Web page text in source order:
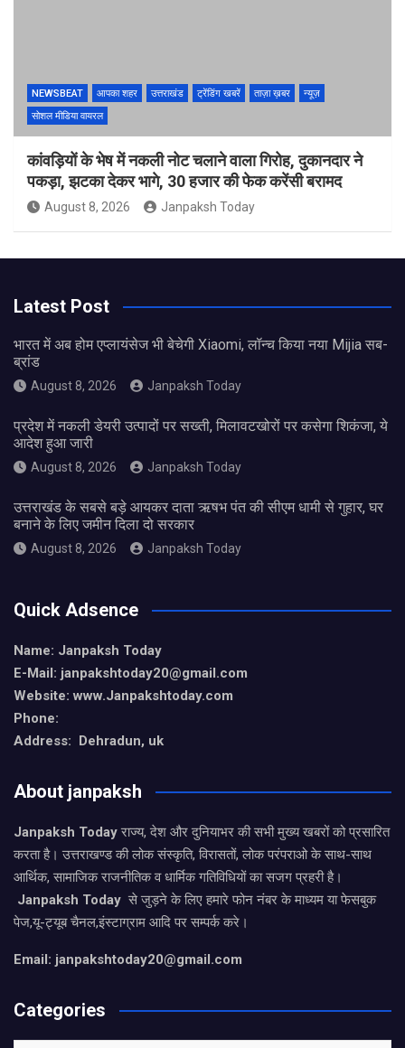
NEWSBEAT आपका शहर उत्तराखंड ट्रेंडिंग खबरें ताज़ा ख़बर
न्यूज़
सोशल मीडिया वायरल
कांवड़ियों के भेष में नकली नोट चलाने वाला गिरोह, दुकानदार ने
पकड़ा, झटका देकर भागे, 30 हजार की फेक करेंसी बरामद
August 8, 2026 Janpaksh Today
Latest Post
भारत में अब होम एप्लायंसेज भी बेचेगी Xiaomi, लॉन्च किया नया Mijia सब-
ब्रांड
August 8, 2026 Janpaksh Today
प्रदेश में नकली डेयरी उत्पादों पर सख्ती, मिलावटखोरों पर कसेगा शिकंजा, ये
आदेश हुआ जारी
August 8, 2026 Janpaksh Today
उत्तराखंड के सबसे बड़े आयकर दाता ऋषभ पंत की सीएम धामी से गुहार, घर
बनाने के लिए जमीन दिला दो सरकार
August 8, 2026 Janpaksh Today
Quick Adsence
Name: Janpaksh Today
E-Mail: janpakshtoday20@gmail.com
Website: www.Janpakshtoday.com
Phone:
Address: Dehradun, uk
About janpaksh
Janpaksh Todayराज्य, देश और दुनियाभर की सभी मुख्य खबरों को प्रसारित
करता है। उत्तराखण्ड की लोक संस्कृति, विरासतों, लोक परंपराओ के साथ-साथ
आर्थिक, सामाजिक राजनीतिक व धार्मिक गतिविधियों का सजग प्रहरी है।
Janpaksh Today से जुड़ने के लिए हमारे फोन नंबर के माध्यम या फेसबुक
पेज,यू-ट्यूब चैनल,इंस्टाग्राम आदि पर सम्पर्क करे।
Email: janpakshtoday20@gmail.com
Categories